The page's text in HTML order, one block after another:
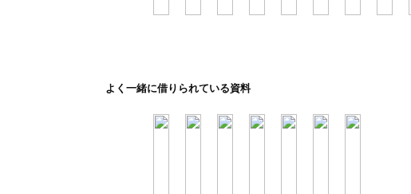
よく一緒に借りられている資料